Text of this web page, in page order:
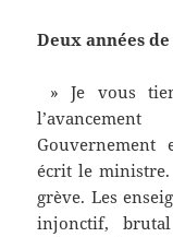
Deux années
» Je vous
Gouvernement
écrit le
grève. Les
injonctif, brutal